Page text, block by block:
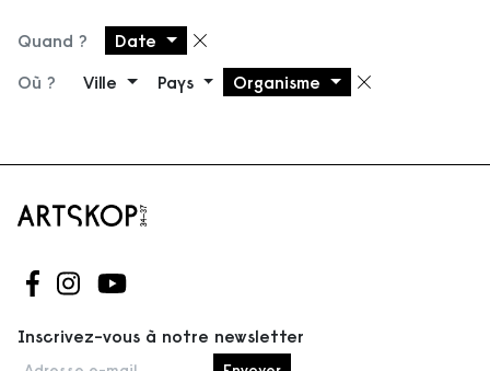
Quand ? Date Supprimer le filtre
Où ? Ville Pays Organisme
Suivez-nous sur Facebook
Suivez-nous sur Instagram
Suivez-nous sur Youtube
Inscrivez-vous à notre newsletter